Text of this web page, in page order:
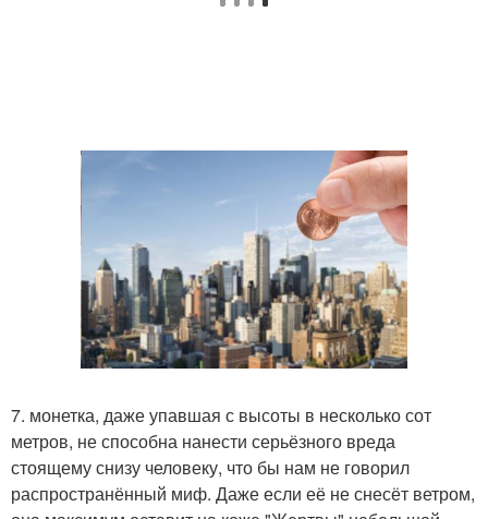
7. монетка, даже упавшая с высоты в несколько сот
метров, не способна нанести серьёзного вреда
стоящему снизу человеку, что бы нам не говорил
распространённый миф. Даже если её не снесёт ветром,